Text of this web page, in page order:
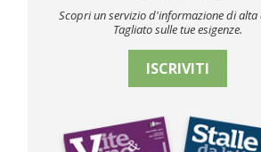
Scopri un servizio d'informazione di alta
Tagliato sulle tue esigenze.
ISCRIVITI